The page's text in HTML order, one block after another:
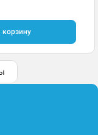
корзину